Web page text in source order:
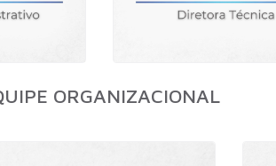
ORGANIZACIONAL